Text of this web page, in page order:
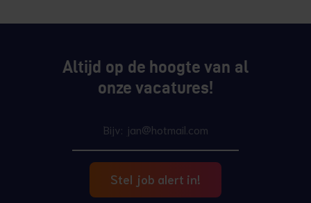
Altijd op de hoogte van al
onze vacatures!
Stel job alert in!